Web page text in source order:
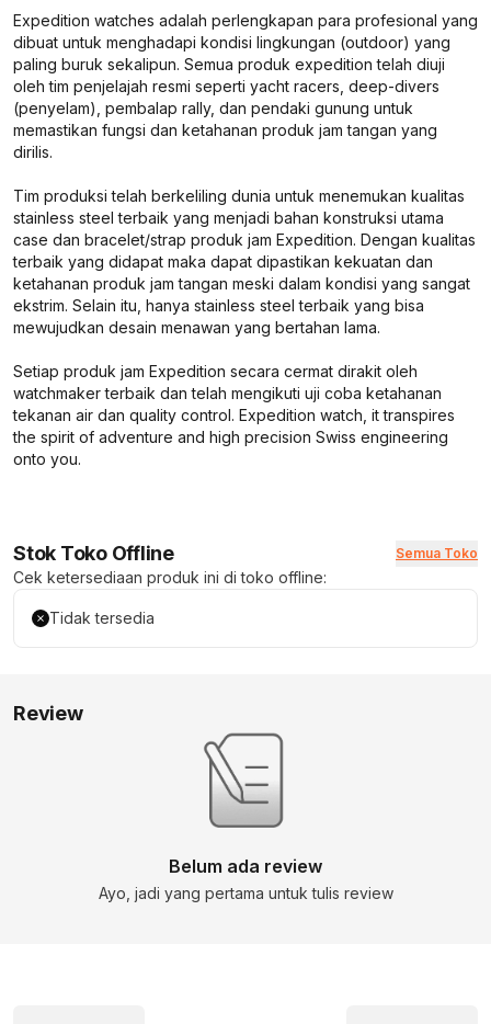
Expedition watches adalah perlengkapan para profesional yang
dibuat untuk menghadapi kondisi lingkungan (outdoor) yang
paling buruk sekalipun. Semua produk expedition telah diuji
oleh tim penjelajah resmi seperti yacht racers, deep-divers
(penyelam), pembalap rally, dan pendaki gunung untuk
memastikan fungsi dan ketahanan produk jam tangan yang
dirilis.
Tim produksi telah berkeliling dunia untuk menemukan kualitas
stainless steel terbaik yang menjadi bahan konstruksi utama
case dan bracelet/strap produk jam Expedition. Dengan kualitas
terbaik yang didapat maka dapat dipastikan kekuatan dan
ketahanan produk jam tangan meski dalam kondisi yang sangat
ekstrim. Selain itu, hanya stainless steel terbaik yang bisa
mewujudkan desain menawan yang bertahan lama.
Setiap produk jam Expedition secara cermat dirakit oleh
watchmaker terbaik dan telah mengikuti uji coba ketahanan
tekanan air dan quality control. Expedition watch, it transpires
the spirit of adventure and high precision Swiss engineering
onto you.
Stok Toko Offline Semua Toko
Cek ketersediaan produk ini di toko offline:
Tidak tersedia
Review
Belum ada review
Ayo, jadi yang pertama untuk tulis review